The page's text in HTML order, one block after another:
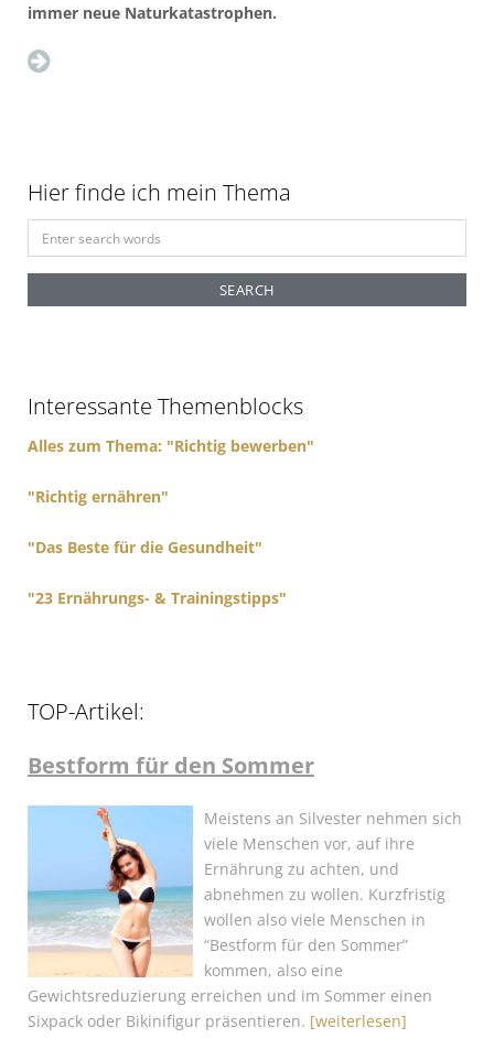
immer neue Naturkatastrophen.
Hier finde ich mein Thema
e
r
o
Interessante Themenblocks
Alles zum Thema: "Richtig bewerben"
"Richtig ernähren"
"Das Beste für die Gesundheit"
"23 Ernährungs- & Trainingstipps"
TOP-Artikel:
Bestform für den Sommer
Meistens an Silvester nehmen sich
viele Menschen vor, auf ihre
Ernährung zu achten, und
abnehmen zu wollen. Kurzfristig
wollen also viele Menschen in
“Bestform für den Sommer”
kommen, also eine
Gewichtsreduzierung erreichen und im Sommer einen
Sixpack oder Bikinifigur präsentieren. [weiterlesen]